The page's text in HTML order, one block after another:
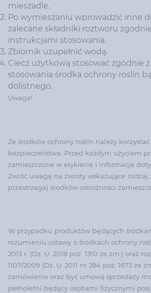
mieszadle.
Po wymieszaniu wprowadzić inne
zalecane składniki roztworu
instrukcjami stosowania.
Zbiornik uzupełnić wodą.
Ciecz użytkową stosować zgodnie
stosowania środka ochrony roślin
dolistnego.
Uwaga!
Ze środków ochrony roślin należy
bezpieczeństwa. Przed każdym użyciem
zamieszczone w etykiecie i informacje
Zwróć uwagę na zwroty wskazujące rodzaj
przestrzegaj środków ostrożności
W przypadku produktów będących
rozumieniu ustawy o środkach ochrony
2013 r. (Dz. U. 2018 poz. 1310 ze zm.) oraz
1107/2009 (Dz. U. 2011 nr 284 poz. 1673 ze
zamówienie oraz być umową sprzedaży
pełnoletni będący osobami fizycznymi